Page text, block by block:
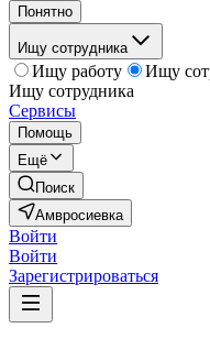
Понятно
Ищу сотрудника
Ищу работу
Ищу
Ищу сотрудника
Сервисы
Помощь
Ещё
Поиск
Амвросиевка
Войти
Войти
Зарегистрироваться